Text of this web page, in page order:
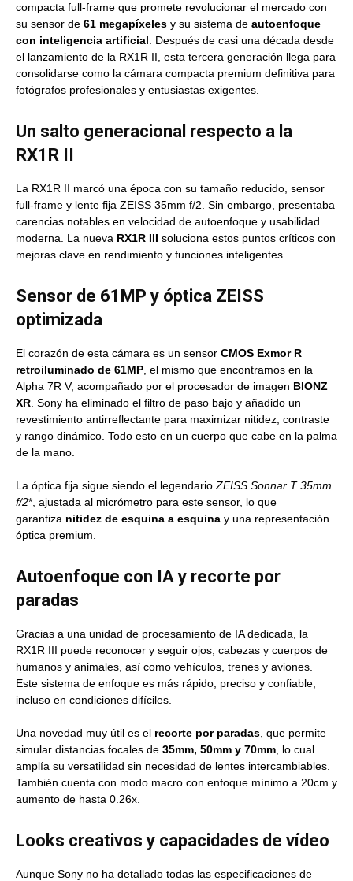
compacta full-frame que promete revolucionar el mercado con
su sensor de 61 megapíxeles y su sistema de autoenfoque
con inteligencia artificial . Después de casi una década desde
el lanzamiento de la RX1R II, esta tercera generación llega para
consolidarse como la cámara compacta premium definitiva para
fotógrafos profesionales y entusiastas exigentes.
Un salto generacional respecto a la
RX1R II
La RX1R II marcó una época con su tamaño reducido, sensor
full-frame y lente fija ZEISS 35mm f/2. Sin embargo, presentaba
carencias notables en velocidad de autoenfoque y usabilidad
moderna. La nueva RX1R III soluciona estos puntos críticos con
mejoras clave en rendimiento y funciones inteligentes.
Sensor de 61MP y óptica ZEISS
optimizada
El corazón de esta cámara es un sensor CMOS Exmor R
retroiluminado de 61MP , el mismo que encontramos en la
Alpha 7R V, acompañado por el procesador de imagen BIONZ
XR . Sony ha eliminado el filtro de paso bajo y añadido un
revestimiento antirreflectante para maximizar nitidez, contraste
y rango dinámico. Todo esto en un cuerpo que cabe en la palma
de la mano.
La óptica fija sigue siendo el legendario ZEISS Sonnar T 35mm
f/2*, ajustada al micrómetro para este sensor, lo que
garantiza nitidez de esquina a esquina y una representación
óptica premium.
Autoenfoque con IA y recorte por
paradas
Gracias a una unidad de procesamiento de IA dedicada, la
RX1R III puede reconocer y seguir ojos, cabezas y cuerpos de
humanos y animales, así como vehículos, trenes y aviones.
Este sistema de enfoque es más rápido, preciso y confiable,
incluso en condiciones difíciles.
Una novedad muy útil es el recorte por paradas , que permite
simular distancias focales de 35mm, 50mm y 70mm , lo cual
amplía su versatilidad sin necesidad de lentes intercambiables.
También cuenta con modo macro con enfoque mínimo a 20cm y
aumento de hasta 0.26x.
Looks creativos y capacidades de vídeo
Aunque Sony no ha detallado todas las especificaciones de